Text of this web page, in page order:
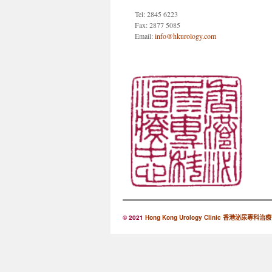
Tel: 2845 6223
Fax: 2877 5085
Email:info@hkurology.com
© 2021 Hong Kong Urology Clinic 香港泌尿專科治